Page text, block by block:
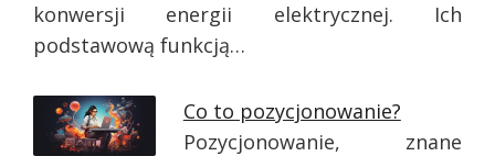
konwersji energii elektrycznej. Ich
podstawową funkcją…
Co to pozycjonowanie?
Pozycjonowanie, znane